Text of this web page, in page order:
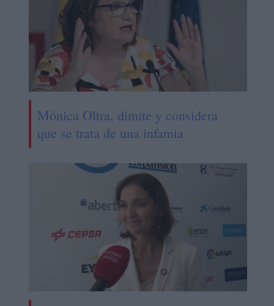
Mónica Oltra, dimite y considera
que se trata de una infamia